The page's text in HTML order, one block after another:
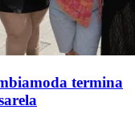
termina